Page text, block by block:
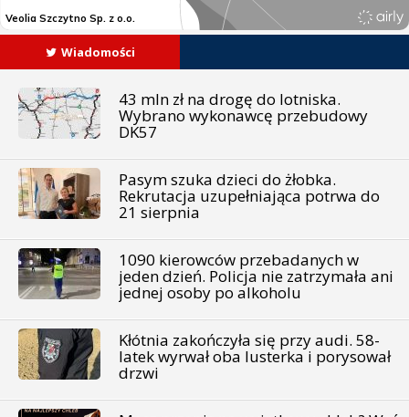
Wiadomości
43 mln zł na drogę do lotniska.
Wybrano wykonawcę przebudowy
DK57
Pasym szuka dzieci do żłobka.
Rekrutacja uzupełniająca potrwa do
21 sierpnia
1090 kierowców przebadanych w
jeden dzień. Policja nie zatrzymała ani
jednej osoby po alkoholu
Kłótnia zakończyła się przy audi. 58-
latek wyrwał oba lusterka i porysował
drzwi